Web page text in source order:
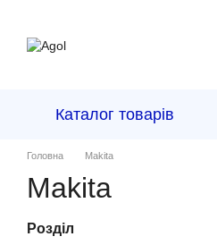
Каталог товарів
Головна Makita
Makita
Розділ